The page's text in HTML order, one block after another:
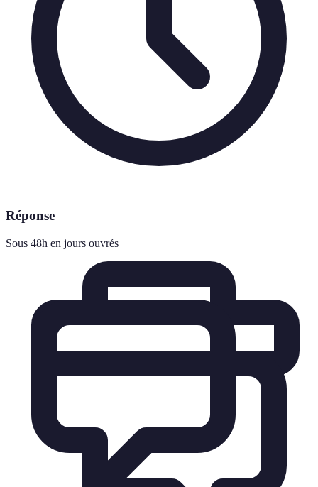
Réponse
Sous 48h en jours ouvrés